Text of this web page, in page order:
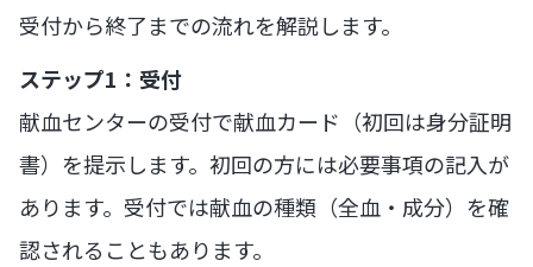
受付から終了までの流れを解説します。
ステップ1：受付
献血センターの受付で献血カード（初回は身分証明
書）を提示します。初回の方には必要事項の記入が
あります。受付では献血の種類（全血・成分）を確
認されることもあります。